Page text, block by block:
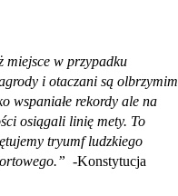
miejsce w przypadku
i otaczani są olbrzymim
wspaniałe rekordy ale na
osiągali linię mety. To
tryumf ludzkiego
-Konstytucja